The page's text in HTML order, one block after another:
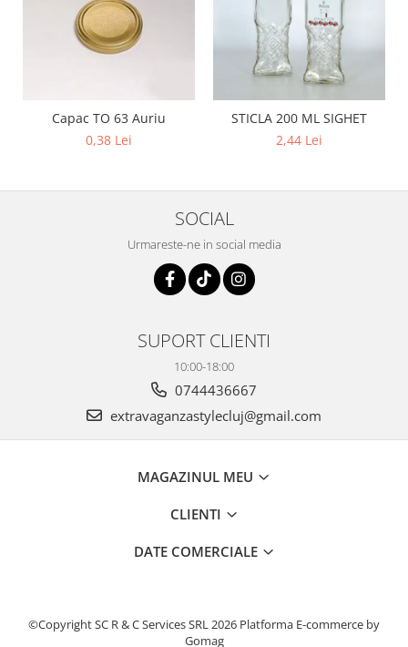
Capac TO 63 Auriu
0,38 Lei
STICLA 200 ML SIGHET
2,44 Lei
SOCIAL
Urmareste-ne in social media
SUPORT CLIENTI
10:00-18:00
0744436667
extravaganzastylecluj@gmail.com
MAGAZINUL MEU
CLIENTI
DATE COMERCIALE
©Copyright SC R & C Services SRL 2026 Platforma E-commerce by
Gomag